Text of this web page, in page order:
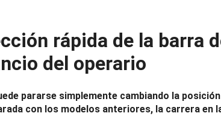
rápida de la barra
del operario
pararse simplemente cambiando la
con los modelos anteriores, la carrera en